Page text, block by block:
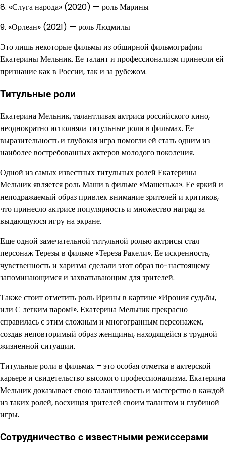
8. «Слуга народа» (2020) — роль Марины
9. «Орлеан» (2021) — роль Людмилы
Это лишь некоторые фильмы из обширной фильмографии
Екатерины Мельник. Ее талант и профессионализм принесли ей
признание как в России, так и за рубежом.
Титульные роли
Екатерина Мельник, талантливая актриса российского кино,
неоднократно исполняла титульные роли в фильмах. Ее
выразительность и глубокая игра помогли ей стать одним из
наиболее востребованных актеров молодого поколения.
Одной из самых известных титульных ролей Екатерины
Мельник является роль Маши в фильме «Машенька». Ее яркий и
неподражаемый образ привлек внимание зрителей и критиков,
что принесло актрисе популярность и множество наград за
выдающуюся игру на экране.
Еще одной замечательной титульной ролью актрисы стал
персонаж Терезы в фильме «Тереза Ракели». Ее искренность,
чувственность и харизма сделали этот образ по-настоящему
запоминающимся и захватывающим для зрителей.
Также стоит отметить роль Ирины в картине «Ирония судьбы,
или С легким паром!». Екатерина Мельник прекрасно
справилась с этим сложным и многогранным персонажем,
создав неповторимый образ женщины, находящейся в трудной
жизненной ситуации.
Титульные роли в фильмах – это особая отметка в актерской
карьере и свидетельство высокого профессионализма. Екатерина
Мельник доказывает свою талантливость и мастерство в каждой
из таких ролей, восхищая зрителей своим талантом и глубиной
игры.
Сотрудничество с известными режиссерами